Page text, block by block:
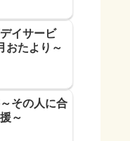
イサービ
たより～
その人に合
～